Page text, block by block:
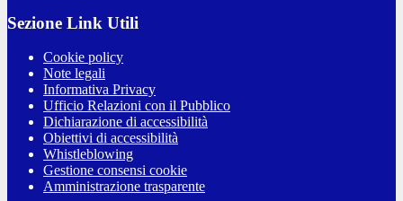
Sezione Link Utili
Cookie policy
Note legali
Informativa Privacy
Ufficio Relazioni con il Pubblico
Dichiarazione di accessibilità
Obiettivi di accessibilità
Whistleblowing
Gestione consensi cookie
Amministrazione trasparente